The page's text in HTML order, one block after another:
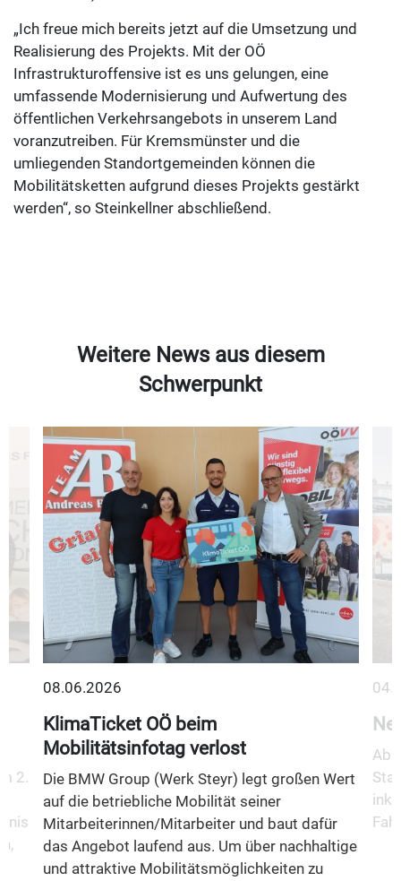
„Ich freue mich bereits jetzt auf die Umsetzung und
Realisierung des Projekts. Mit der OÖ
Infrastrukturoffensive ist es uns gelungen, eine
umfassende Modernisierung und Aufwertung des
öffentlichen Verkehrsangebots in unserem Land
voranzutreiben. Für Kremsmünster und die
umliegenden Standortgemeinden können die
Mobilitätsketten aufgrund dieses Projekts gestärkt
werden“, so Steinkellner abschließend.
Weitere News aus diesem
Schwerpunkt
2.
08.06.2026
KlimaTicket OÖ beim
Mobilitätsinfotag verlost
Die BMW Group (Werk Steyr) legt großen Wert
auf die betriebliche Mobilität seiner
Mitarbeiterinnen/Mitarbeiter und baut dafür
das Angebot laufend aus. Um über nachhaltige
und attraktive Mobilitätsmöglichkeiten zu
Ab